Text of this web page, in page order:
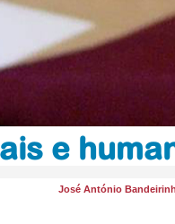
e
José António